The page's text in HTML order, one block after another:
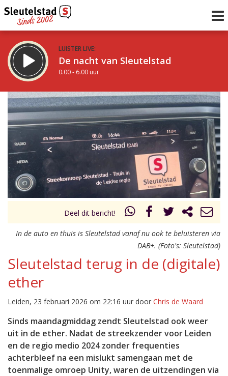
LUISTER LIVE:
De nacht van Sleutelstad
0.00 - 6.00 uur
STRAKS:
De ochtend van Sleutelstad
6.00 - 12.00 uur
Vorig uur
uur 1 van 0 Volgend uur
Deel dit bericht!
In de auto en thuis is Sleutelstad vanaf nu ook te beluisteren via
DAB+. (Foto's: Sleutelstad)
Sleutelstad terug in de (digitale)
ether
Leiden, 23 februari 2026 om 22:16 uur door Chris de Waard
Sinds maandagmiddag zendt Sleutelstad ook weer
uit in de ether. Nadat de streekzender voor Leiden
en de regio medio 2024 zonder frequenties
achterbleef na een mislukt samengaan met de
toenmalige omroep Unity, waren de uitzendingen via